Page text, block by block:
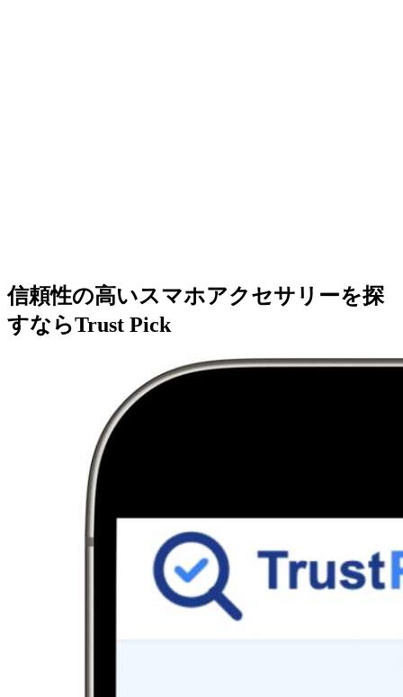
信頼性の高いスマホアクセサリーを探
すならTrust Pick